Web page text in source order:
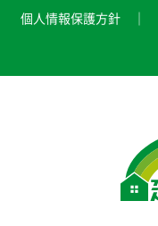
個人情報保護方針